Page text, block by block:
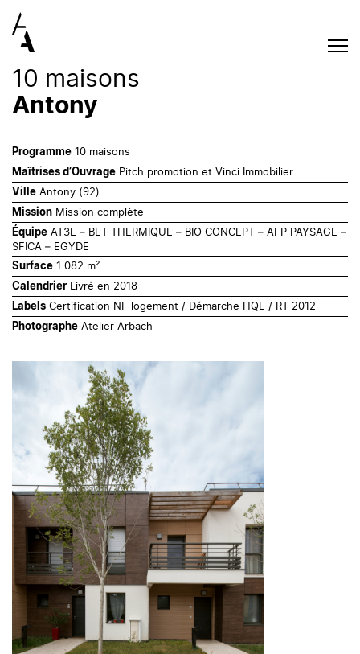
10 maisons
Antony
Programme 10 maisons
Maîtrises d’Ouvrage Pitch promotion et Vinci Immobilier
Ville Antony (92)
Mission Mission complète
Équipe AT3E – BET THERMIQUE – BIO CONCEPT – AFP PAYSAGE –
SFICA – EGYDE
Surface 1 082 m²
Calendrier Livré en 2018
Labels Certification NF logement / Démarche HQE / RT 2012
Photographe Atelier Arbach